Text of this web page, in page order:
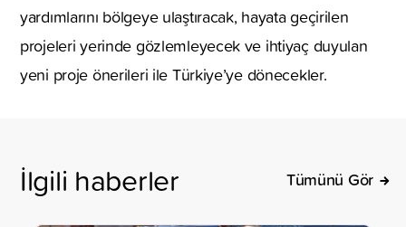
yardımlarını bölgeye ulaştıracak, hayata geçirilen
projeleri yerinde gözlemleyecek ve ihtiyaç duyulan
yeni proje önerileri ile Türkiye’ye dönecekler.
İlgili haberler Tümünü Gör